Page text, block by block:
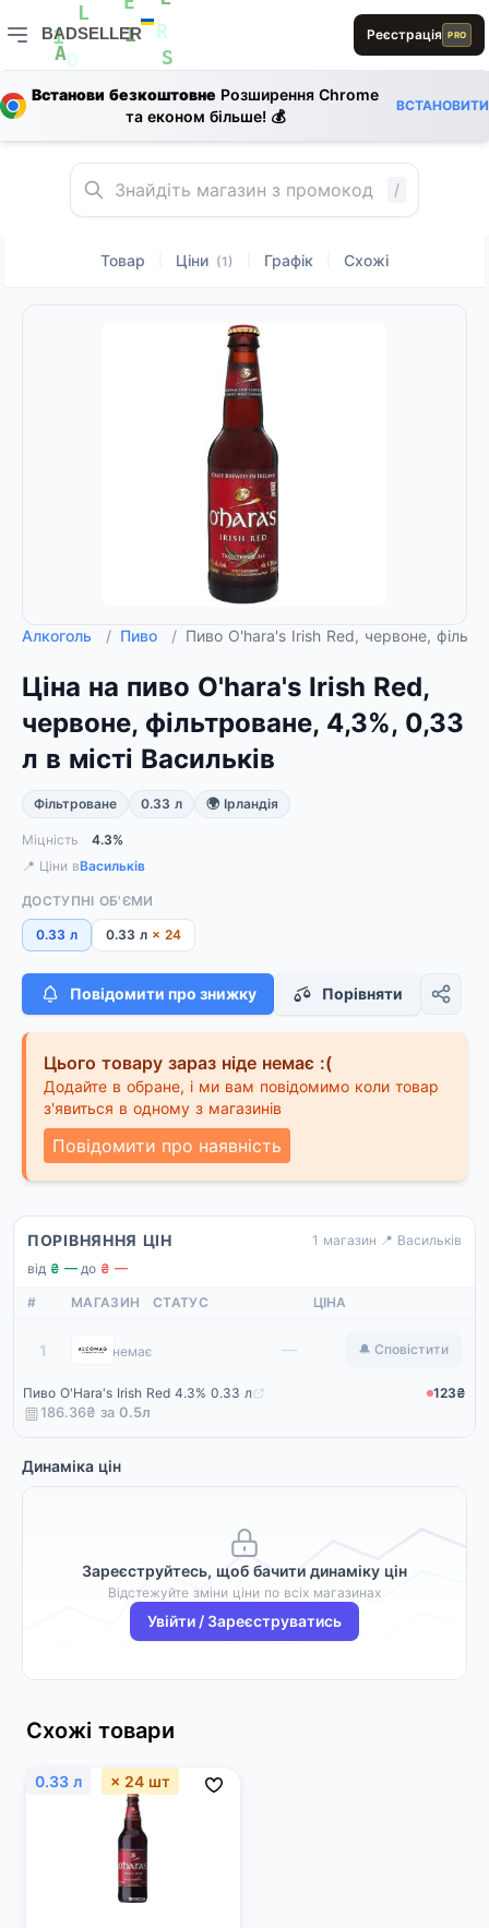
L
S E
L B
R
A
L
E
1
BADSELLER
BADSELLER — порівняння цін і знижки
Реєстрація PRO
Встанови безкоштовне Розширення Chrome
та економ більше! 💰
ВСТАНОВИТИ
/
Товар Ціни (1) Графік Схожі
Алкоголь / Пиво / Пиво O'hara's Irish Red, червоне,
Ціна на пиво O'hara's Irish Red,
червоне, фільтроване, 4,3%, 0,33
л в місті Васильків
Фільтроване 0.33 л 🌍 Ірландія
Міцність
4.3%
📍 Ціни вВасильків
ДОСТУПНІ ОБ'ЄМИ
0.33 л 0.33 л × 24
Повідомити про знижку Порівняти
Цього товару зараз ніде немає :(
Додайте в обране, і ми вам повідомимо коли товар
з'явиться в одному з магазинів
Повідомити про наявність
ПОРІВНЯННЯ ЦІН 1 магазин· 📍 Васильків
від ₴ —·до ₴ —
# МАГАЗИН СТАТУС ЦІНА
1 Alcomag
немає — 🔔 Сповістити
Пиво O'Hara's Irish Red 4.3% 0.33 л
123₴
186.36₴ за 0.5л
Динаміка цін
Зареєструйтесь, щоб бачити динаміку цін
Відстежуйте зміни ціни по всіх магазинах
Увійти / Зареєструватись
Схожі товари
0.33 л × 24 шт